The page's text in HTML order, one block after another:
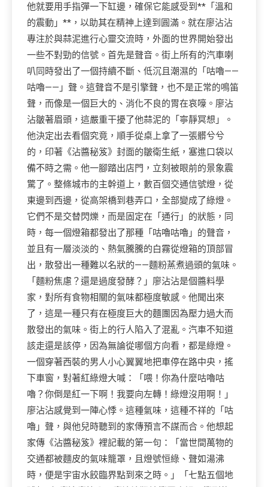
他就要用手指彈一下缸邊，確保它能感受到**「溫和
的震動」**，以助其在精神上達到圓滿。就在廖沾沾
專注於與蒜泥進行心靈交流時，外面的世界開始發出
一些不對勁的信號。首先是聲音。街上所有的汽車喇
叭同時發出了一個持續不斷、低沉且潮濕的「咕嚕——
咕嚕——」聲。這聲音不是引擎聲，也不是正常的鳴笛
聲，而像是一個巨大的、消化不良的胃在哀嚎。廖沾
沾皺著眉頭，這嚴重干擾了他蒜泥的「寧靜冥想」。
他決定出去看個究竟，順手從桌上拿了一張髒兮兮
的，印著《沾醬秘笈》封面的皺衛生紙，塞進口袋以
備不時之需。他一腳踏出店門，立刻被眼前的景象震
驚了。整條城市的主幹道上，數百個交通信號燈，從
東邊到西邊，從高架橋到巷弄口，全部變成了綠燈。
它們不是交替閃爍，而是固定在「通行」的狀態，同
時，每一個燈箱都發出了那種「咕嚕咕嚕」的聲音，
並且有一層淡淡的、熱氣騰騰的白霧從燈箱的頂部冒
出，散發出一種難以名狀的——麵粉蒸煮過頭的氣味。
「麵粉焦慮？還是過度發酵？」廖沾沾是個醬料學
家，對所有食物相關的氣味都極度敏感。他聞出來
了，這是一種只有在極度巨大的麵團因為壓力過大而
散發出的氣味。街上的行人陷入了混亂。汽車不知道
該走還是該停，因為無論從哪個方向看，都是綠燈。
一個穿著西裝的男人小心翼翼地把車停在路中央，搖
下車窗，對著紅綠燈大喊：「喂！你為什麼咕嚕咕
嚕？你倒是紅一下啊！我要向左轉！綠燈沒用啊！」
廖沾沾感覺到一陣心悸。這種氣味，這種不祥的「咕
嚕」聲，與他兒時聽到的家傳預言不謀而合。他想起
家傳《沾醬秘笈》裡記載的第一句：「當世間萬物的
交通都被麵皮的氣味籠罩，且燈號恒綠、聲如湯沸
時，便是宇宙水餃臨界點到來之時。」「七點五個地